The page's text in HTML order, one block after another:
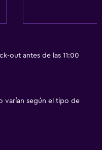
out antes de las 11:00
varían según el tipo de